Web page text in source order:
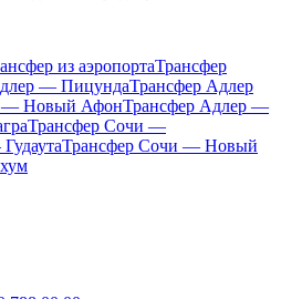
из аэропортаТрансфер
— ПицундаТрансфер Адлер
— Новый АфонТрансфер Адлер —
Трансфер Сочи —
Трансфер Сочи — Новый